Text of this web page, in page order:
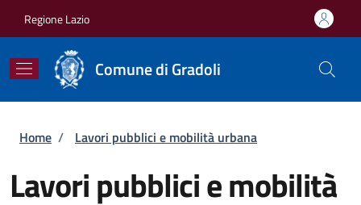
Regione Lazio
Comune di Gradoli
Briciole di pane
Home / Lavori pubblici e mobilità urbana
Lavori pubblici e mobilità